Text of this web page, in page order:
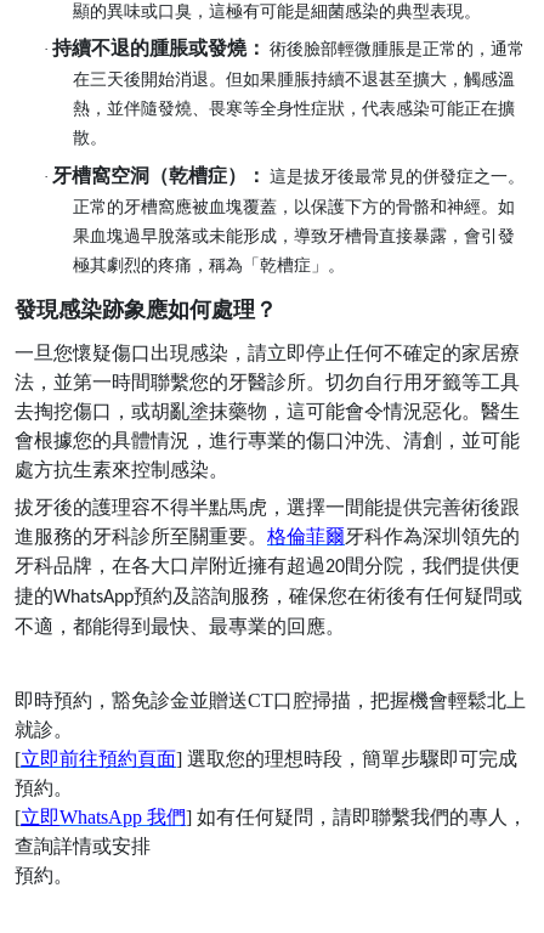
顯的異味或口臭，這極有可能是細菌感染的典型表現。
· 持續不退的腫脹或發燒： 術後臉部輕微腫脹是正常的，通常
在三天後開始消退。但如果腫脹持續不退甚至擴大，觸感溫
熱，並伴隨發燒、畏寒等全身性症狀，代表感染可能正在擴
散。
· 牙槽窩空洞（乾槽症）： 這是拔牙後最常見的併發症之一。
正常的牙槽窩應被血塊覆蓋，以保護下方的骨骼和神經。如
果血塊過早脫落或未能形成，導致牙槽骨直接暴露，會引發
極其劇烈的疼痛，稱為「乾槽症」。
發現感染跡象應如何處理？
一旦您懷疑傷口出現感染，請立即停止任何不確定的家居療
法，並第一時間聯繫您的牙醫診所。切勿自行用牙籤等工具
去掏挖傷口，或胡亂塗抹藥物，這可能會令情況惡化。醫生
會根據您的具體情況，進行專業的傷口沖洗、清創，並可能
處方抗生素來控制感染。
拔牙後的護理容不得半點馬虎，選擇一間能提供完善術後跟
進服務的牙科診所至關重要。 格倫菲爾牙科作為深圳領先的
牙科品牌，在各大口岸附近擁有超過20間分院，我們提供便
捷的WhatsApp預約及諮詢服務，確保您在術後有任何疑問或
不適，都能得到最快、最專業的回應。
即時預約，豁免診金並贈送CT口腔掃描，把握機會輕鬆北上
就診。
[立即前往預約頁面] 選取您的理想時段，簡單步驟即可完成
預約。
[立即WhatsApp 我們] 如有任何疑問，請即聯繫我們的專人，
查詢詳情或安排
預約。